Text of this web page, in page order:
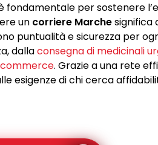
fondamentale per sostenere
un corriere Marchesignifica
puntualità e sicurezza per
dallaconsegna di medicinali
. Grazie a una rete
esigenze di chi cerca